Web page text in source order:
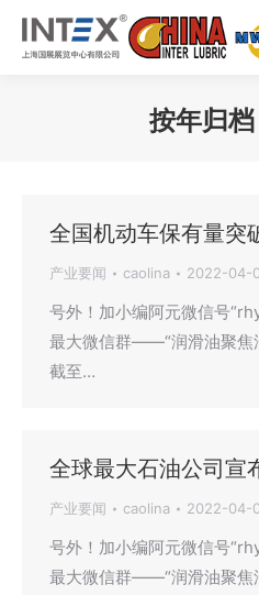
按年归档
全国机动车保有量突
产业要闻 caolina 2022-04-
号外！加小编阿元微信号
最大微信群——“润滑油聚焦
截至…
全球最大石油公司宣
产业要闻 caolina 2022-04-
号外！加小编阿元微信号
最大微信群——“润滑油聚焦